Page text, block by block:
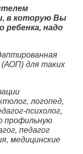
в которую Вы
ребенка, надо
(АОП) для таких
логопед,
психолог,
профильную
педагог
медицинские